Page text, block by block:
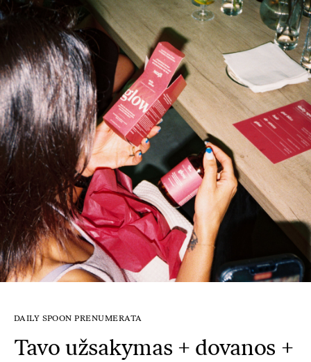
DAILY SPOON PRENUMERATA
Tavo užsakymas + dovanos +